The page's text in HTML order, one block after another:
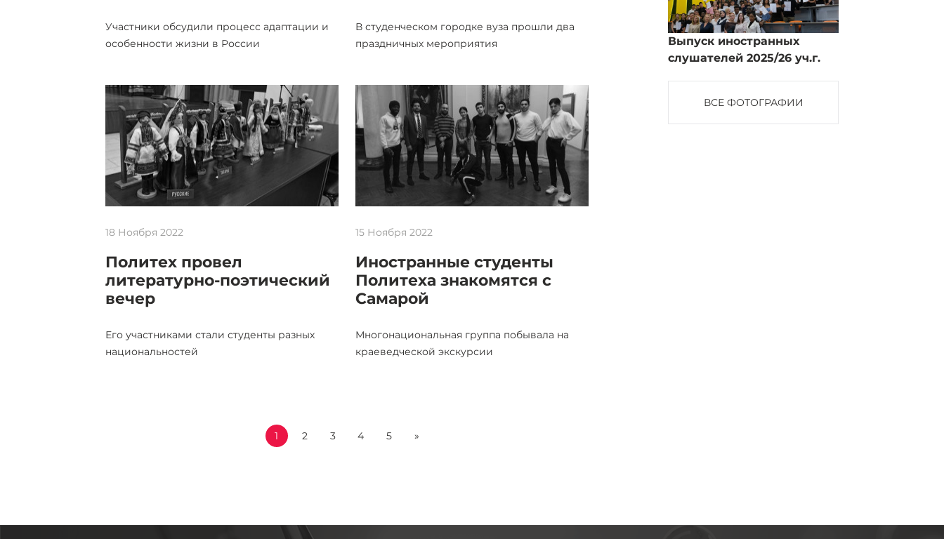
Участники обсудили процесс адаптации и
особенности жизни в России
В студенческом городке вуза прошли два
праздничных мероприятия
18 Ноября 2022
Политех провел
литературно-поэтический
вечер
Его участниками стали студенты разных
национальностей
15 Ноября 2022
Иностранные студенты
Политеха знакомятся с
Самарой
Многонациональная группа побывала на
краеведческой экскурсии
1 2 3 4 5 »
Выпуск иностранных
слушателей 2025/26 уч.г.
ВСЕ ФОТОГРАФИИ